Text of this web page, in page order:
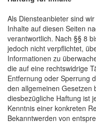
Als Diensteanbieter sind
Inhalte auf diesen Seiten
verantwortlich. Nach §§ 8
jedoch nicht verpflichtet,
Informationen zu
die auf eine rechtswidrige
Entfernung oder Sperrung
den allgemeinen Gesetzen
diesbezügliche Haftung ist
Kenntnis einer konkreten
Bekanntwerden von